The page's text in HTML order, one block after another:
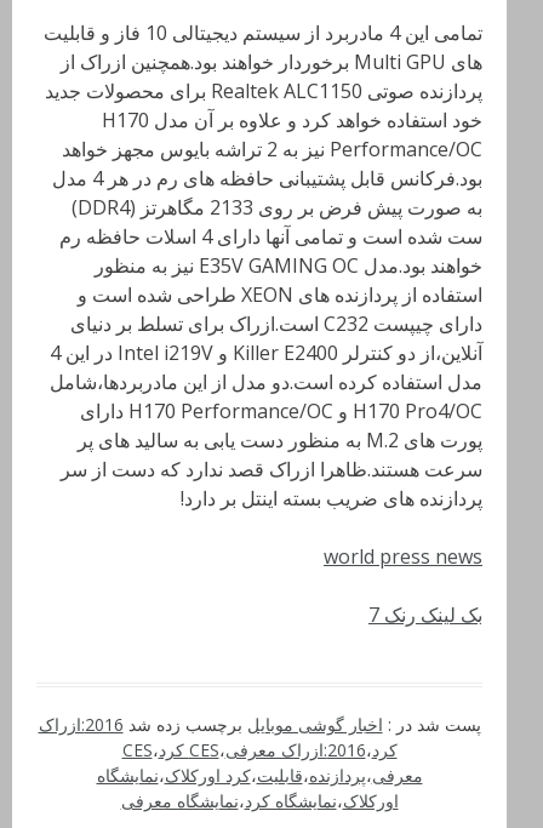
تمامی این 4 مادربرد از سیستم دیجیتالی 10 فاز و قابلیت
های Multi GPU برخوردار خواهند بود.همچنین ازراک از
پردازنده صوتی Realtek ALC1150 برای محصولات جدید
خود استفاده خواهد کرد و علاوه بر آن مدل H170
Performance/OC نیز به 2 تراشه بایوس مجهز خواهد
بود.فرکانس قابل پشتیبانی حافظه های رم در هر 4 مدل
به صورت پیش فرض بر روی 2133 مگاهرتز (DDR4)
ست شده است و تمامی آنها دارای 4 اسلات حافظه رم
خواهند بود.مدل E35V GAMING OC نیز به منظور
استفاده از پردازنده های XEON طراحی شده است و
دارای چیپست C232 است.ازراک برای تسلط بر دنیای
آنلاین،از دو کنترلر Killer E2400 و Intel i219V در این 4
مدل استفاده کرده است.دو مدل از این مادربردها،شامل
H170 Pro4/OC و H170 Performance/OC دارای
پورت های M.2 به منظور دست یابی به سالید های پر
سرعت هستند.ظاهرا ازراک قصد ندارد که دست از سر
پردازنده های ضریب بسته اینتل بر دارد!
world press news
بک لینک رنک 7
پست شد در : اخبار گوشی موبایل برچسب زده شد
2016:ازراک
کرد،2016:ازراک معرفی ،CES کرد ،CES
معرفی،پردازنده،قابلیت،کرد اورکلاک،نمایشگاه
اورکلاک،نمایشگاه کرد،نمایشگاه معرفی